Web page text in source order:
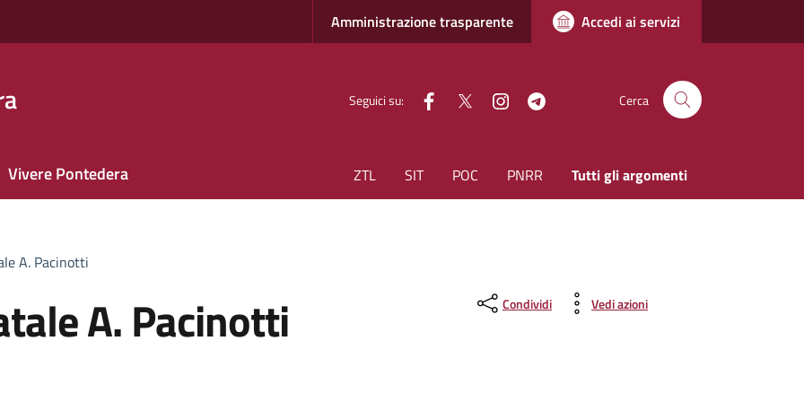
Amministrazione trasparente Accedi ai servizi
Seguici su: facebook
Twitter instagram Cerca
Vivere Pontedera ZTL SIT POC PNRR Tutti gli argomenti
A. Pacinotti
A. Pacinotti Condividi Vedi azioni